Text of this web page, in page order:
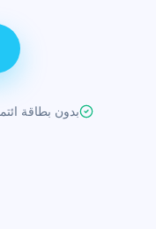
بدون بطاقة